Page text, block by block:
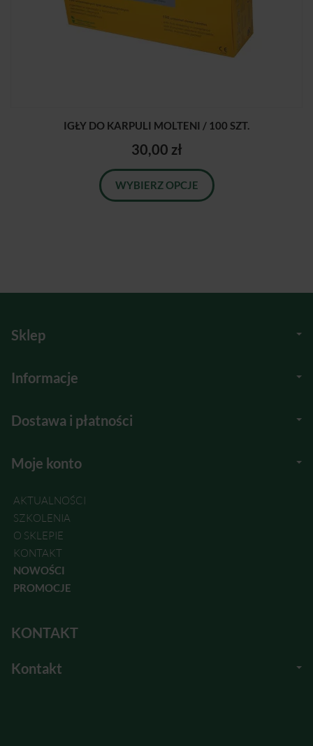
IGŁY DO KARPULI MOLTENI / 100 SZT.
30,00 zł
WYBIERZ OPCJE
Sklep
Informacje
Dostawa i płatności
Moje konto
AKTUALNOŚCI
SZKOLENIA
O SKLEPIE
KONTAKT
NOWOŚCI
PROMOCJE
KONTAKT
Kontakt